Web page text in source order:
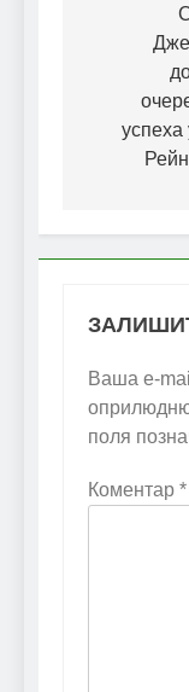
успеха
Ваша e-
поля
Коментар *